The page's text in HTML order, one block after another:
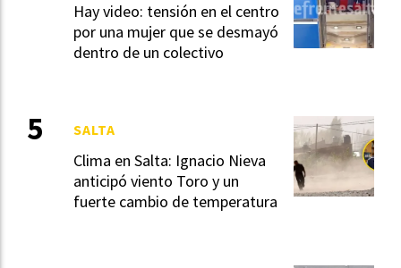
Hay video: tensión en el centro
por una mujer que se desmayó
dentro de un colectivo
Clima en Salta: Ignacio Nieva
anticipó viento Toro y un
fuerte cambio de temperatura
SALTA